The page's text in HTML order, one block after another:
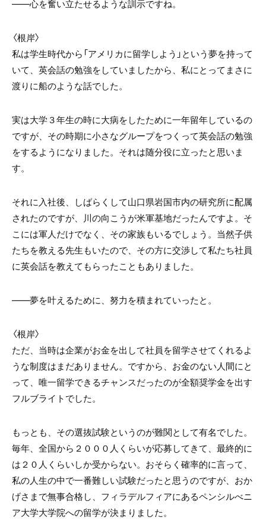
――心を奮い立たせるような訓示ですね。
〈根岸〉
私は学生時代から「アメリカに留学しよう」という夢を持って
いて、英会話の勉強をしていましたから、私にとってまさに
渡りに船のような話でした。
実は大学３年生の時に大病をしたために一年留年しているの
ですが、その時期に小さなグループをつくって英会話の勉強
をするようになりました。それは随分役に立ったと思いま
す。
それに入社後、しばらくして山口県岩国市内の研究所に配属
されたのですが、川の向こうが米軍基地だったんですよ。そ
こには軍人だけでなく、その家族もいるでしょう。当然子供
たちを教える先生もいたので、その方に交渉して私たち社員
に英会話を教えてもらったこともありました。
――夢を叶えるために、努力を積まれていったと。
〈根岸〉
ただ、当時は企業がお金を出して社員を留学させてくれるよ
うな制度はまだありません。ですから、お金のない人間にと
って、唯一留学できるチャンスだったのが全額奨学金を出す
フルブライトでした。
もっとも、その選抜試験というのが難関として有名でした。
毎年、全国から２０００人くらいが応募してきて、最終的に
は２０人くらいしか受からない。おそらく確率的に言って、
私の人生の中で一番難しい試験だったと思うのですが、おか
げさまで無事合格し、フィラデルフィアにあるペンシルべニ
ア大学大学院への留学が決まりました。